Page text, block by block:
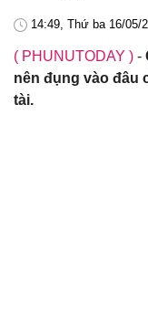
14:49, Thứ ba 16/05/
( PHUNUTODAY ) -
nên đụng vào đâu
tài.